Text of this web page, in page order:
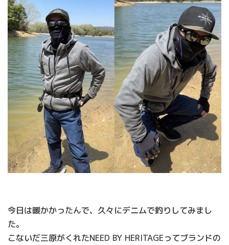
今日は暖かかったんで、久々にデニムで釣りしてみまし
た。
こないだ三原がくれたNEED BY HERITAGEってブランドの